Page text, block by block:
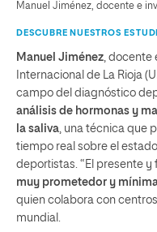
Manuel Jiménez, docente e
DESCUBRE NUESTROS
Manuel Jiménez ,
Internacional de La Rioja
campo del diagnóstico
análisis de hormonas y
la saliva , una técnica que
tiempo real sobre el
deportistas. “El presente
muy prometedor y
quien colabora con
mundial.